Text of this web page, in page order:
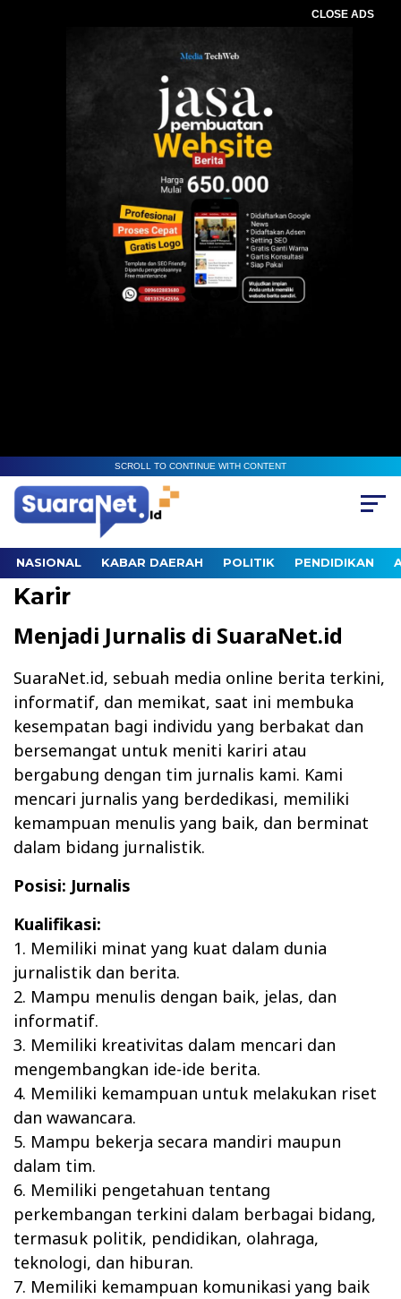
CLOSE ADS
SCROLL TO CONTINUE WITH CONTENT
NASIONAL KABAR DAERAH POLITIK PENDIDIKAN
Karir
Menjadi Jurnalis di SuaraNet.id
SuaraNet.id, sebuah media online berita terkini,
informatif, dan memikat, saat ini membuka
kesempatan bagi individu yang berbakat dan
bersemangat untuk meniti kariri atau
bergabung dengan tim jurnalis kami. Kami
mencari jurnalis yang berdedikasi, memiliki
kemampuan menulis yang baik, dan berminat
dalam bidang jurnalistik.
Posisi: Jurnalis
Kualifikasi:
1. Memiliki minat yang kuat dalam dunia
jurnalistik dan berita.
2. Mampu menulis dengan baik, jelas, dan
informatif.
3. Memiliki kreativitas dalam mencari dan
mengembangkan ide-ide berita.
4. Memiliki kemampuan untuk melakukan riset
dan wawancara.
5. Mampu bekerja secara mandiri maupun
dalam tim.
6. Memiliki pengetahuan tentang
perkembangan terkini dalam berbagai bidang,
termasuk politik, pendidikan, olahraga,
teknologi, dan hiburan.
7. Memiliki kemampuan komunikasi yang baik